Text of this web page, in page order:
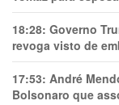
18:28: Governo
revoga visto de
17:53: André
Bolsonaro que